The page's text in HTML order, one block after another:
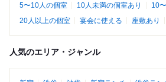
5〜10人の個室
10人未満の個室あり
10
20人以上の個室
宴会に使える 座敷あり
人気のエリア・ジャンル